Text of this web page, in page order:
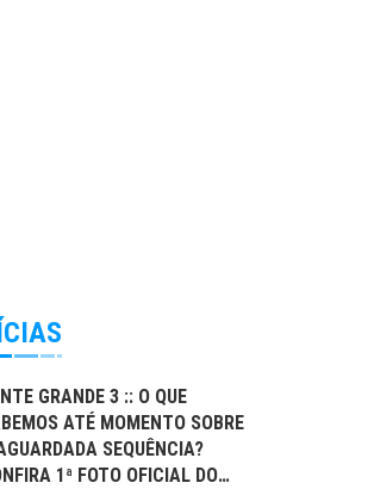
GRANDE 3 :: O QUE
ATÉ MOMENTO SOBRE
SEQUÊNCIA?
1ª FOTO OFICIAL DO